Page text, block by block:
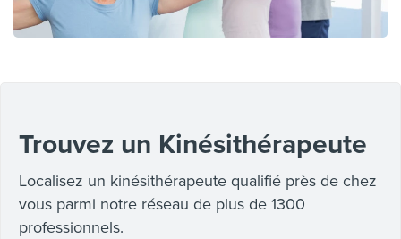
Trouvez un Kinésithérapeute
Localisez un kinésithérapeute qualifié près de chez
vous parmi notre réseau de plus de 1300
professionnels.